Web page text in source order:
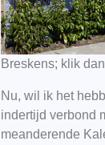
Breskens; klik
Nu, wil ik het
indertijd verbond
meanderende